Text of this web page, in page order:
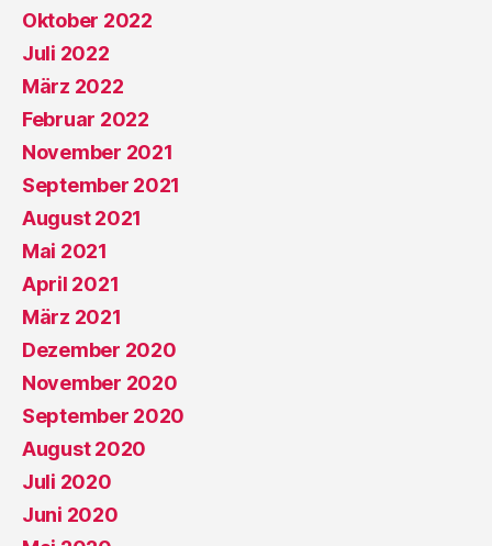
Oktober 2022
Juli 2022
März 2022
Februar 2022
November 2021
September 2021
August 2021
Mai 2021
April 2021
März 2021
Dezember 2020
November 2020
September 2020
August 2020
Juli 2020
Juni 2020